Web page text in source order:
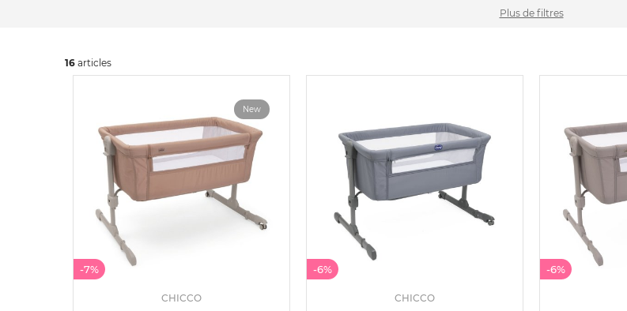
Plus de filtres
16 articles
-7%
New
CHICCO
-6%
CHICCO
-6%